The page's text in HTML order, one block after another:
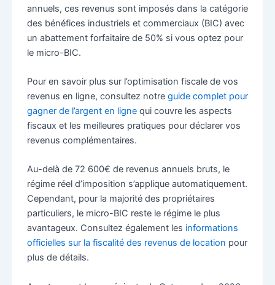
annuels, ces revenus sont imposés dans la catégorie
des bénéfices industriels et commerciaux (BIC) avec
un abattement forfaitaire de 50% si vous optez pour
le micro-BIC.
Pour en savoir plus sur l’optimisation fiscale de vos
revenus en ligne, consultez notre guide complet pour
gagner de l’argent en lignequi couvre les aspects
fiscaux et les meilleures pratiques pour déclarer vos
revenus complémentaires.
Au-delà de 72 600€ de revenus annuels bruts, le
régime réel d’imposition s’applique automatiquement.
Cependant, pour la majorité des propriétaires
particuliers, le micro-BIC reste le régime le plus
avantageux. Consultez également les informations
officielles sur la fiscalité des revenus de location pour
plus de détails.